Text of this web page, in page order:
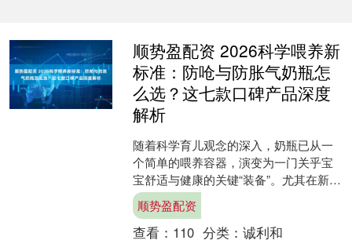
顺势盈配资 2026科学喂养新
标准：防呛与防胀气奶瓶怎
么选？这七款口碑产品深度
解析
随着科学育儿观念的深入，奶瓶已从一
个简单的喂养容器，演变为一门关乎宝
宝舒适与健康的关键“装备”。尤其在新生
儿阶段，如何有效减少呛奶与胀气两大
核心问题，成为新手父....
顺势盈配资
查看： 110 分类： 诚利和